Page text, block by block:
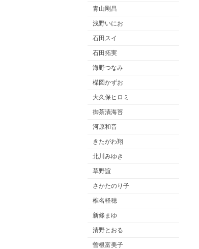
青山剛昌
浅野いにお
石田スイ
石田拓実
海野つなみ
楳図かずお
大久保ヒロミ
御茶漬海苔
河原和音
きたがわ翔
北川みゆき
草野誼
さかたのり子
椎名軽穂
新條まゆ
清野とおる
曽根富美子